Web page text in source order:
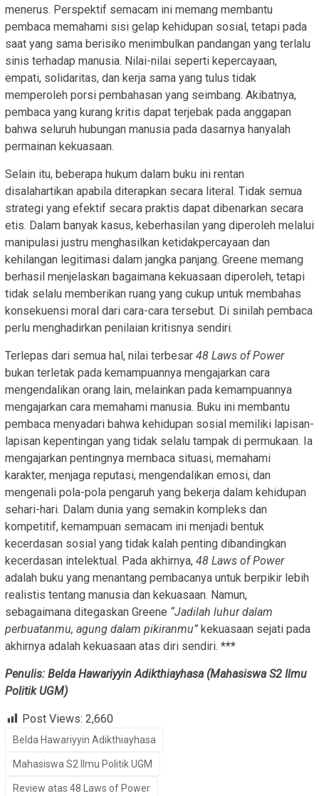
menerus. Perspektif semacam ini memang membantu
pembaca memahami sisi gelap kehidupan sosial, tetapi pada
saat yang sama berisiko menimbulkan pandangan yang terlalu
sinis terhadap manusia. Nilai-nilai seperti kepercayaan,
empati, solidaritas, dan kerja sama yang tulus tidak
memperoleh porsi pembahasan yang seimbang. Akibatnya,
pembaca yang kurang kritis dapat terjebak pada anggapan
bahwa seluruh hubungan manusia pada dasarnya hanyalah
permainan kekuasaan.
Selain itu, beberapa hukum dalam buku ini rentan
disalahartikan apabila diterapkan secara literal. Tidak semua
strategi yang efektif secara praktis dapat dibenarkan secara
etis. Dalam banyak kasus, keberhasilan yang diperoleh melalui
manipulasi justru menghasilkan ketidakpercayaan dan
kehilangan legitimasi dalam jangka panjang. Greene memang
berhasil menjelaskan bagaimana kekuasaan diperoleh, tetapi
tidak selalu memberikan ruang yang cukup untuk membahas
konsekuensi moral dari cara-cara tersebut. Di sinilah pembaca
perlu menghadirkan penilaian kritisnya sendiri.
Terlepas dari semua hal, nilai terbesar 48 Laws of Power
bukan terletak pada kemampuannya mengajarkan cara
mengendalikan orang lain, melainkan pada kemampuannya
mengajarkan cara memahami manusia. Buku ini membantu
pembaca menyadari bahwa kehidupan sosial memiliki lapisan-
lapisan kepentingan yang tidak selalu tampak di permukaan. Ia
mengajarkan pentingnya membaca situasi, memahami
karakter, menjaga reputasi, mengendalikan emosi, dan
mengenali pola-pola pengaruh yang bekerja dalam kehidupan
sehari-hari. Dalam dunia yang semakin kompleks dan
kompetitif, kemampuan semacam ini menjadi bentuk
kecerdasan sosial yang tidak kalah penting dibandingkan
kecerdasan intelektual. Pada akhirnya, 48 Laws of Power
adalah buku yang menantang pembacanya untuk berpikir lebih
realistis tentang manusia dan kekuasaan. Namun,
sebagaimana ditegaskan Greene “Jadilah luhur dalam
perbuatanmu, agung dalam pikiranmu” kekuasaan sejati pada
akhirnya adalah kekuasaan atas diri sendiri. ***
Penulis: Belda Hawariyyin Adikthiayhasa (Mahasiswa S2 Ilmu
Politik UGM)
Post Views: 2,660
Belda Hawariyyin Adikthiayhasa
Mahasiswa S2 Ilmu Politik UGM
Review atas 48 Laws of Power